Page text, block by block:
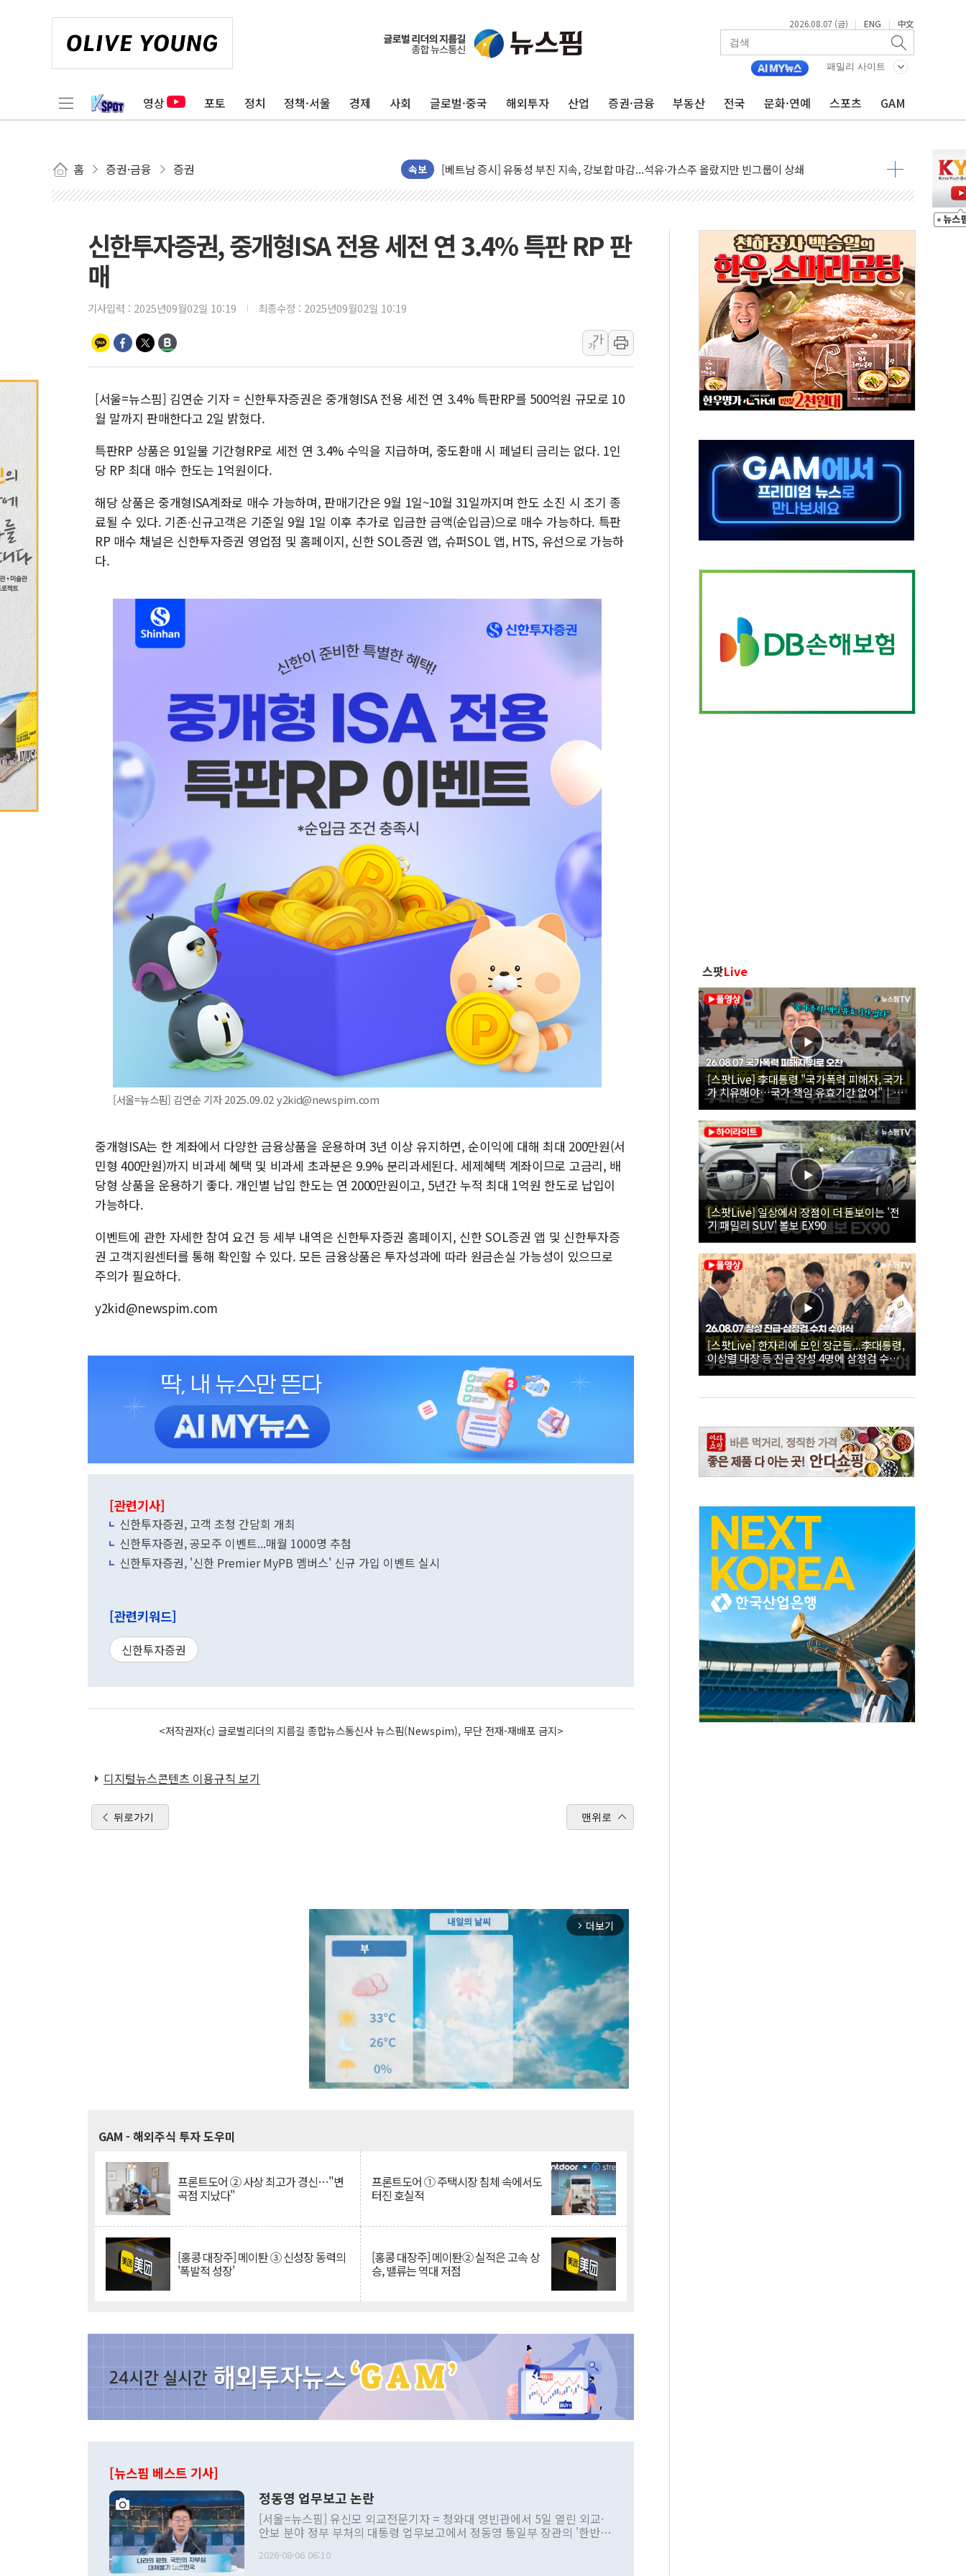
2026.08.07 (금) | ENG | 中文
패밀리 사이트
영상 포토 정치 정책·서울 경제 사회 글로벌·중국 해외투자 산업 증권·금융 부동산 전국 문화·연예 스포츠 GAM
홈 증권·금융 증권 속보
사우디·튀르키예·파키스탄, '공동방위협정' 체결… 수니파 국가들의 새 안보 협력 구도
신길동 신축도 3.3㎡당 7250만원…써밋 클라비온 59㎡ 18억원대
[AI 부동산 투데이] 특공 전략도 '극과 극'…생애최초만 경쟁 치열
[코인시황] 비트코인 6만4000달러대 횡보…고래·ETF 매수에도 고유가·금리·입법 지연 '삼중 부담'
'찜통더위'에 전력수요 역대 최고치 경신…한낮 총수요 104.3GW 기록
후티 반군, 예멘 정부군과 사우디 동시 공격… 위기 고조되는 또 다른 중동 화약고
경찰, 9월부터 '가족 사건' 못 맡는다…상피제 실시
포스코홀딩스, 포스코인터·DX 지분 일부 매각
40.2도 찍은 서울 등 폭염중대경보 해제…누적 온열질환자 2872명
"文정부 악몽 재현 안돼"...李 부동산 세제안에 與 내부서 '총선·대선 직격탄' 우려
신세계사이먼 '대구 프리미엄 아울렛' 건립 '본궤도'
李대통령, 호우 피해 경북 안동·의성 특별재난지역 선포
'변기 수리' 집주인에게 흉기 휘두른 30대 세입자…경찰, 현행범 체포
신한투자증권, 중개형ISA 전용 세전 연 3.4% 특판 RP 판
매
기사입력 : 2025년09월02일 10:19 최종수정 : 2025년09월02일 10:19
가
가
[서울=뉴스핌] 김연순 기자 = 신한투자증권은 중개형ISA 전용 세전 연 3.4% 특판RP를 500억원 규모로 10
월 말까지 판매한다고 2일 밝혔다.
특판RP 상품은 91일물 기간형RP로 세전 연 3.4% 수익을 지급하며, 중도환매 시 페널티 금리는 없다. 1인
당 RP 최대 매수 한도는 1억원이다.
해당 상품은 중개형ISA계좌로 매수 가능하며, 판매기간은 9월 1일~10월 31일까지며 한도 소진 시 조기 종
료될 수 있다. 기존∙신규고객은 기준일 9월 1일 이후 추가로 입금한 금액(순입금)으로 매수 가능하다. 특판
RP 매수 채널은 신한투자증권 영업점 및 홈페이지, 신한 SOL증권 앱, 슈퍼SOL 앱, HTS, 유선으로 가능하
다.
[서울=뉴스핌] 김연순 기자 2025.09.02 y2kid@newspim.com
중개형ISA는 한 계좌에서 다양한 금융상품을 운용하며 3년 이상 유지하면, 순이익에 대해 최대 200만원(서
민형 400만원)까지 비과세 혜택 및 비과세 초과분은 9.9% 분리과세된다. 세제혜택 계좌이므로 고금리, 배
당형 상품을 운용하기 좋다. 개인별 납입 한도는 연 2000만원이고, 5년간 누적 최대 1억원 한도로 납입이
가능하다.
이벤트에 관한 자세한 참여 요건 등 세부 내역은 신한투자증권 홈페이지, 신한 SOL증권 앱 및 신한투자증
권 고객지원센터를 통해 확인할 수 있다. 모든 금융상품은 투자성과에 따라 원금손실 가능성이 있으므로
주의가 필요하다.
y2kid@newspim.com
[관련기사]
신한투자증권, 고객 초청 간담회 개최
신한투자증권, 공모주 이벤트...매월 1000명 추첨
신한투자증권, '신한 Premier MyPB 멤버스' 신규 가입 이벤트 실시
[관련키워드]
신한투자증권
<저작권자(c) 글로벌리더의 지름길 종합뉴스통신사 뉴스핌(Newspim), 무단 전재-재배포 금지>
디지털뉴스콘텐츠 이용규칙 보기
뒤로가기 맨위로
arrow_forward_ios 더보기
GAM - 해외주식 투자 도우미
프론트도어 ② 사상 최고가 경신…"변
곡점 지났다"
프론트도어 ① 주택시장 침체 속에서도
터진 호실적
[홍콩 대장주] 메이퇀 ③ 신성장 동력의
'폭발적 성장'
[홍콩 대장주] 메이퇀② 실적은 고속 상
승, 밸류는 역대 저점
[뉴스핌 베스트 기사]
정동영 업무보고 논란
[서울=뉴스핌] 유신모 외교전문기자 = 청와대 영빈관에서 5일 열린 외교·
안보 분야 정부 부처의 대통령 업무보고에서 정동영 통일부 장관의 '한반도
발언 중에는 정부 내 조율을 거치지 않은 사안을 정책으로 추진하겠다고 공
2026-08-06 06:10
스팟Live
[스팟Live] 李대통령 "국가폭력 피해자, 국가
가 치유해야…국가 책임 유효기간 없어"｜
26.08.07 국가폭력 피해자 위로 오찬
[스팟Live] 일상에서 장점이 더 돋보이는 '전
기 패밀리 SUV' 볼보 EX90
[스팟Live] 한자리에 모인 장군들...李대통령,
이상렬 대장 등 진급 장성 4명에 삼정검 수치
직접 수여｜26.08.07 장성 진급·삼정검 수치